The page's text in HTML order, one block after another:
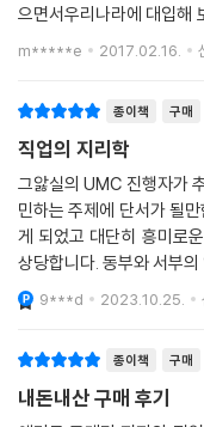
새너제이의 변호사와 워
시티의 고졸 근로자, 라스
학자와 뉴욕의 컴퓨터 과학
로자……. 어디에 사는 사람
저자의 분석에 따르면 보
보스턴의 고졸 근로자가
는 플린트의 대졸 근로자
라 이러한 격차가 발생하
일 수 있는 대안을 제안한
이밖에도 저자는 픽사
가장 재미있는 도시이지만
거리가 적음에도 갈수록
으면서우리나라에 대입해
인 부산마저도 동력을 잃
m*****e 2017.02.16.
종이책 구매
직업의 지리학
그앓실의 UMC 진행자가 추천한 책입니다.
민하는 주제에 단서가 될만한 내용
게 되었고 대단히 흥미로운 내용이었습니
상당합니다. 동부와 서부의 일부지역을 제외하고 미국의 다른 주들은 가난
합니다. 소득 뿐만 아니라 일자리, 문화, 교육, 치안 등의 격차도 상당합니9***d 2023.10.25.
종이책 구매
내돈내산 구매 후기